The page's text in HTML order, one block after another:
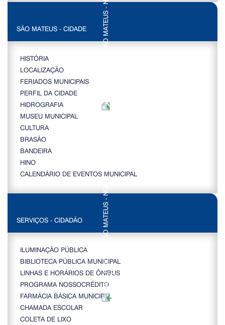
SÃO MATEUS - CIDADE
HISTÓRIA
LOCALIZAÇÃO
FERIADOS MUNICIPAIS
PERFIL DA CIDADE
HIDROGRAFIA
MUSEU MUNICIPAL
CULTURA
BRASÃO
BANDEIRA
HINO
CALENDÁRIO DE EVENTOS MUNICIPAL
SERVIÇOS - CIDADÃO
ILUMINAÇÃO PÚBLICA
BIBLIOTECA PÚBLICA MUNICIPAL
LINHAS E HORÁRIOS DE ÔNIBUS
PROGRAMA NOSSOCRÉDITO
FARMÁCIA BÁSICA MUNICIPAL
CHAMADA ESCOLAR
COLETA DE LIXO